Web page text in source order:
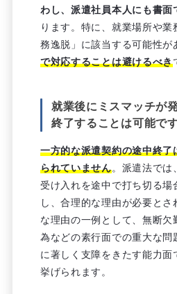
わし、派遣社員本人にも書面
ります。特に、就業場所や
務逸脱」に該当する可能性が
で対応することは避けるべき
就業後にミスマッチが
終了することは可能で
一方的な派遣契約の途中終了
られていません。派遣法では
受け入れを途中で打ち切る場
し、合理的な理由が必要とさ
な理由の一例として、無断欠
為などの素行面での重大な問
に著しく支障をきたす能力面
挙げられます。